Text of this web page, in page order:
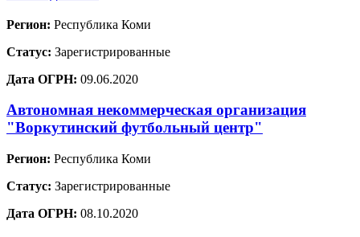
Регион: Республика Коми
Статус: Зарегистрированные
Дата ОГРН: 09.06.2020
Автономная некоммерческая организация
"Воркутинский футбольный центр"
Регион: Республика Коми
Статус: Зарегистрированные
Дата ОГРН: 08.10.2020